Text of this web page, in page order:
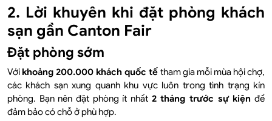
2. Lời khuyên khi đặt phòng khách
sạn gần Canton Fair
Đặt phòng sớm
Với khoảng 200.000 khách quốc tế tham gia mỗi mùa hội chợ,
các khách sạn xung quanh khu vực luôn trong tình trạng kín
phòng. Bạn nên đặt phòng ít nhất 2 tháng trước sự kiện để
đảm bảo có chỗ ở phù hợp.